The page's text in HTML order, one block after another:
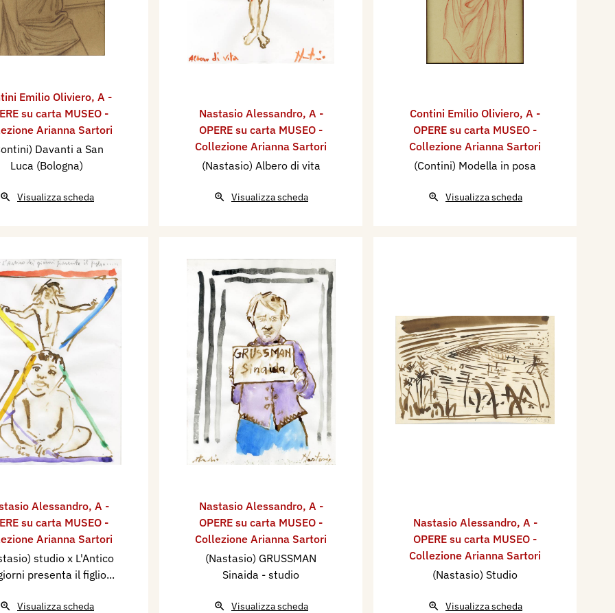
Emilio Oliviero, A -
su carta MUSEO -
Arianna Sartori
Davanti a San
Luca (Bologna)
Visualizza scheda
Nastasio Alessandro, A -
OPERE su carta MUSEO -
Collezione Arianna Sartori
(Nastasio) Albero di vita
Visualizza scheda
Contini Emilio Oliviero, A -
OPERE su carta MUSEO -
Collezione Arianna Sartori
(Contini) Modella in posa
Visualizza scheda
Alessandro, A -
su carta MUSEO -
Arianna Sartori
studio x L'Antico
presenta il figlio...
Visualizza scheda
Nastasio Alessandro, A -
OPERE su carta MUSEO -
Collezione Arianna Sartori
(Nastasio) GRUSSMAN
Sinaida - studio
Visualizza scheda
Nastasio Alessandro, A -
OPERE su carta MUSEO -
Collezione Arianna Sartori
(Nastasio) Studio
Visualizza scheda